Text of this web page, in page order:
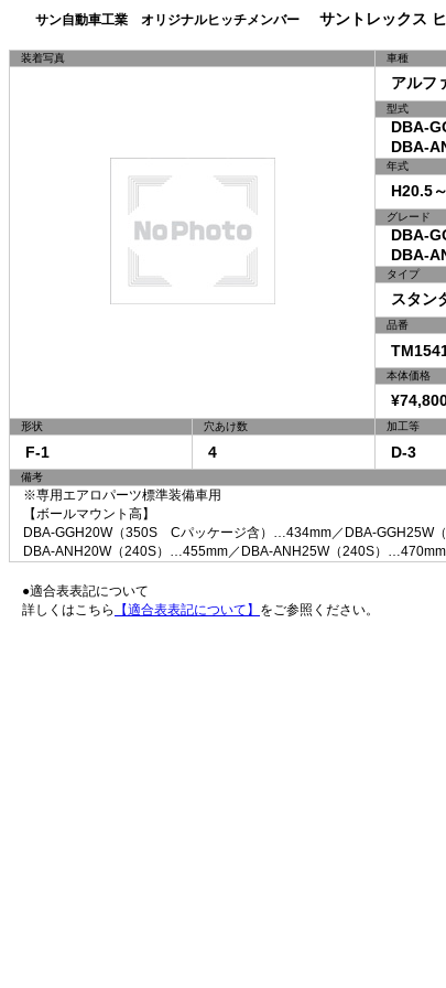
サン自動車工業 オリジナルヒッチメンバー サントレックス
装着写真 車種
アルフ
型式
DBA-
DBA-
年式
H20.5
グレード
DBA-
DBA-
タイプ
スタン
品番
本体価格
¥74,800
形状 穴あけ数 加工等
F-1 4 D-3
備考
※専用エアロパーツ標準装備車用
【ボールマウント高】
DBA-GGH20W（350S Cパッケージ含）…434mm／DBA-GGH25W
DBA-ANH20W（240S）…455mm／DBA-ANH25W（240S）…470mm
●適合表表記について
詳しくはこちら
【適合表表記について】 をご参照ください。